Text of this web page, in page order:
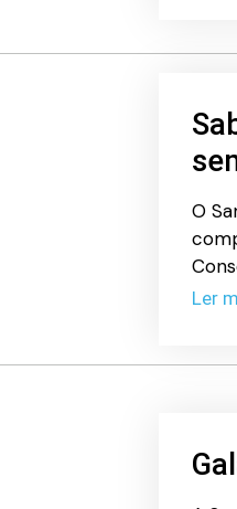
O
Ler